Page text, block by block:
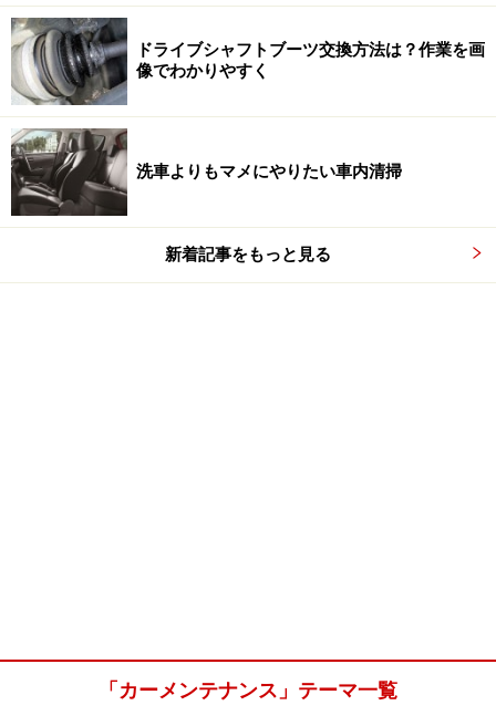
ドライブシャフトブーツ交換方法は？作業を画
像でわかりやすく
洗車よりもマメにやりたい車内清掃
新着記事をもっと見る
「カーメンテナンス」テーマ一覧